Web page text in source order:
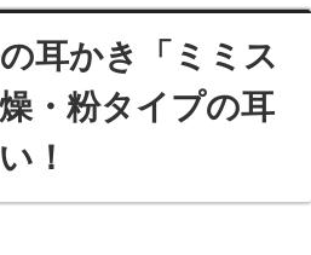
耳かき「ミミス
・粉タイプの耳
！